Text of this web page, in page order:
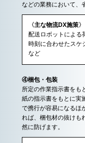
などの業務において、
〈主な物流DX施策〉
配送ロボットによる
時刻に合わせたス
など
④梱包・包装
所定の作業指示書をも
紙の指示書をもとに実
で携行が容易になるほ
れば、梱包材の抜けも
然に防げます。